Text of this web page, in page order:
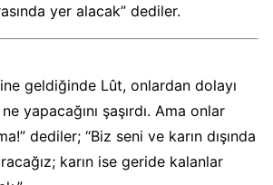
yer alacak” dediler.
geldiğinde Lût, onlardan dolayı
yapacağını şaşırdı. Ama onlar
dediler; “Biz seni ve karın dışında
karın ise geride kalanlar